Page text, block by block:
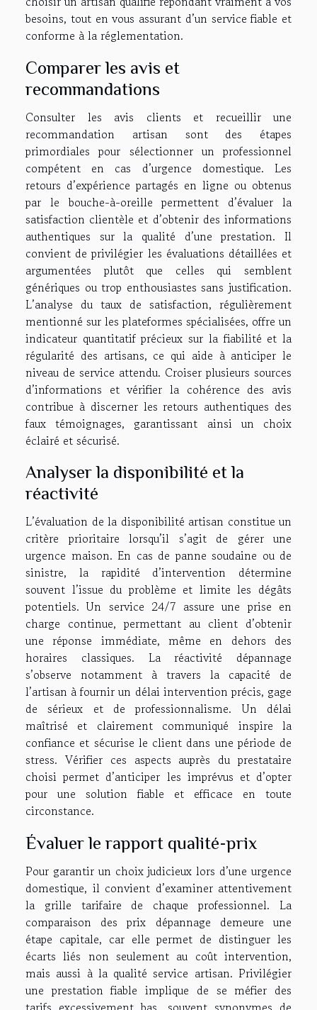
besoins, tout en vous assurant d’un service fiable et
conforme à la réglementation.
Comparer les avis et
recommandations
Consulter les avis clients et recueillir une
recommandation artisan sont des étapes
primordiales pour sélectionner un professionnel
compétent en cas d’urgence domestique. Les
retours d’expérience partagés en ligne ou obtenus
par le bouche-à-oreille permettent d’évaluer la
satisfaction clientèle et d’obtenir des informations
authentiques sur la qualité d’une prestation. Il
convient de privilégier les évaluations détaillées et
argumentées plutôt que celles qui semblent
génériques ou trop enthousiastes sans justification.
L’analyse du taux de satisfaction, régulièrement
mentionné sur les plateformes spécialisées, offre un
indicateur quantitatif précieux sur la fiabilité et la
régularité des artisans, ce qui aide à anticiper le
niveau de service attendu. Croiser plusieurs sources
d’informations et vérifier la cohérence des avis
contribue à discerner les retours authentiques des
faux témoignages, garantissant ainsi un choix
éclairé et sécurisé.
Analyser la disponibilité et la
réactivité
L’évaluation de la disponibilité artisan constitue un
critère prioritaire lorsqu’il s’agit de gérer une
urgence maison. En cas de panne soudaine ou de
sinistre, la rapidité d’intervention détermine
souvent l’issue du problème et limite les dégâts
potentiels. Un service 24/7 assure une prise en
charge continue, permettant au client d’obtenir
une réponse immédiate, même en dehors des
horaires classiques. La réactivité dépannage
s’observe notamment à travers la capacité de
l’artisan à fournir un délai intervention précis, gage
de sérieux et de professionnalisme. Un délai
maîtrisé et clairement communiqué inspire la
confiance et sécurise le client dans une période de
stress. Vérifier ces aspects auprès du prestataire
choisi permet d’anticiper les imprévus et d’opter
pour une solution fiable et efficace en toute
circonstance.
Évaluer le rapport qualité-prix
Pour garantir un choix judicieux lors d’une urgence
domestique, il convient d’examiner attentivement
la grille tarifaire de chaque professionnel. La
comparaison des prix dépannage demeure une
étape capitale, car elle permet de distinguer les
écarts liés non seulement au coût intervention,
mais aussi à la qualité service artisan. Privilégier
une prestation fiable implique de se méfier des